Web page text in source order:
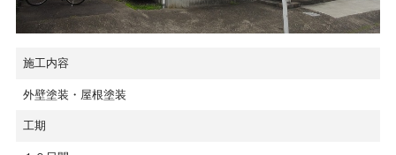
施工内容
外壁塗装・屋根塗装
工期